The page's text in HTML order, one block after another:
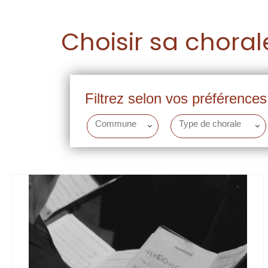
Choisir sa
Filtrez selon vos préférences